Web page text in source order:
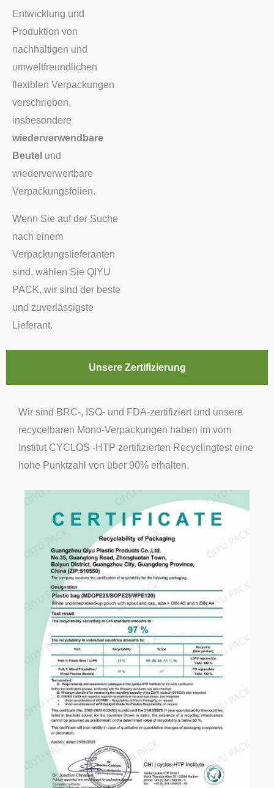
Entwicklung und
Produktion von
nachhaltigen und
umweltfreundlichen
flexiblen Verpackungen
verschrieben,
insbesondere
wiederverwendbare
Beutel und
wiederverwertbare
Verpackungsfolien.
Wenn Sie auf der Suche
nach einem
Verpackungslieferanten
sind, wählen Sie QIYU
PACK, wir sind der beste
und zuverlässigste
Lieferant.
Unsere Zertifizierung
Wir sind BRC-, ISO- und FDA-zertifiziert und unsere
recycelbaren Mono-Verpackungen haben im vom
Institut CYCLOS -HTP zertifizierten Recyclingtest eine
hohe Punktzahl von über 90% erhalten.